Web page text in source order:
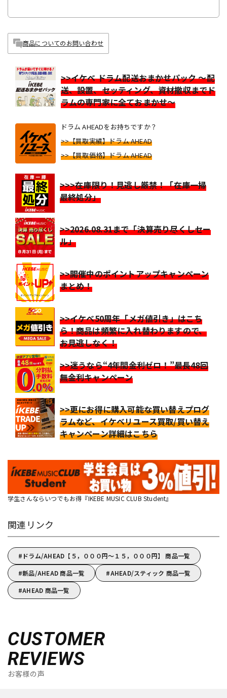
商品についてのお問い合わせ
>>イケベ ドラム配送おまかせパック ～配
送、設置、セッティング、資材撤収までド
ラムの専門家に全ておまかせ～
ドラム AHEADをお持ちですか？
>>【買取実績】ドラム AHEAD
>>【買取価格】ドラム AHEAD
>>>在庫限り！見逃し厳禁！「在庫一掃
最終処分」
>>2026.08.31まで「決算売り尽くしセー
ル」
>>開催中のポイントアップキャンペーン
まとめ！
>>イケベ50周年「メガ値引き」はこち
ら！商品は頻繁に入れ替わりますので、
お見逃しなく！
>>迷うなら“4年間金利ゼロ！”最長48回
無金利キャンペーン
>>更にお得に購入可能な買い替えプログ
ラムなど、イケベリユース買取/買い替え
キャンペーン詳細はこちら
学生さんならいつでもお得『IKEBE MUSIC CLUB Student』
関連リンク
ドラム/AHEAD【５，０００円～１５，０００円】 商品一覧
新品/AHEAD 商品一覧
AHEAD/スティック 商品一覧
AHEAD 商品一覧
CUSTOMER
REVIEWS
お客様の声